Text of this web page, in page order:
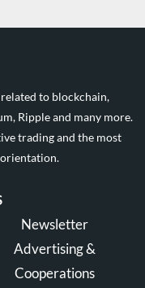
to blockchain,
Ripple and many more.
trading and the most
Newsletter
Advertising &
Cooperations